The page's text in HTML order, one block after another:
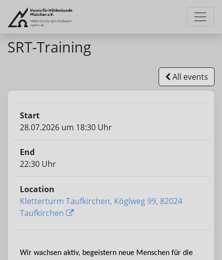
SRT-Training
All events
Start
28.07.2026 um 18:30 Uhr
End
22:30 Uhr
Location
Kletterturm Taufkirchen, Köglweg 99, 82024
Taufkirchen
Wir wachsen aktiv, begeistern neue Menschen für die